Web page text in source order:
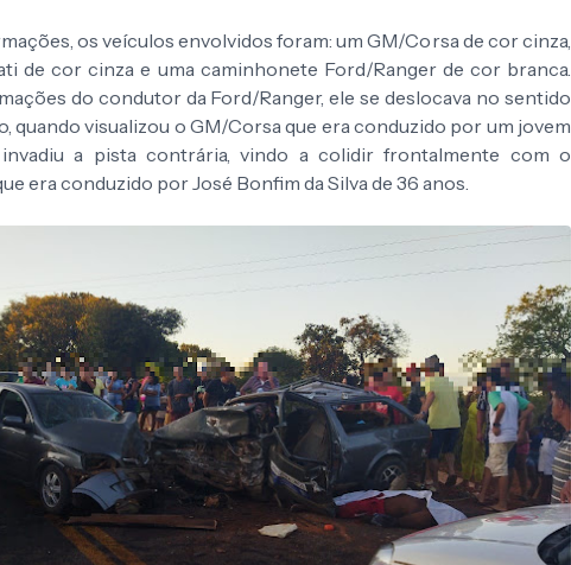
os veículos envolvidos foram: um GM/Corsa de cor cinza,
de cor cinza e uma caminhonete Ford/Ranger de cor branca.
do condutor da Ford/Ranger, ele se deslocava no sentido
quando visualizou o GM/Corsa que era conduzido por um jovem
a pista contrária, vindo a colidir frontalmente com o
era conduzido por José Bonfim da Silva de 36 anos.